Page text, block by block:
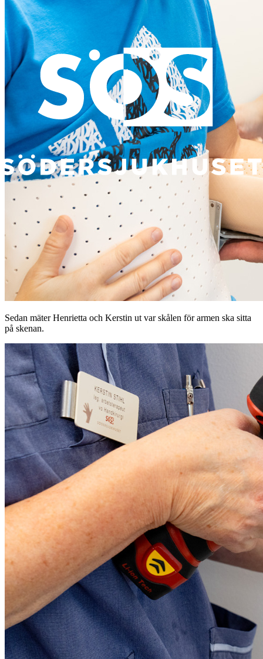
Sedan mäter Henrietta och Kerstin ut var skålen för armen ska sitta
på skenan.